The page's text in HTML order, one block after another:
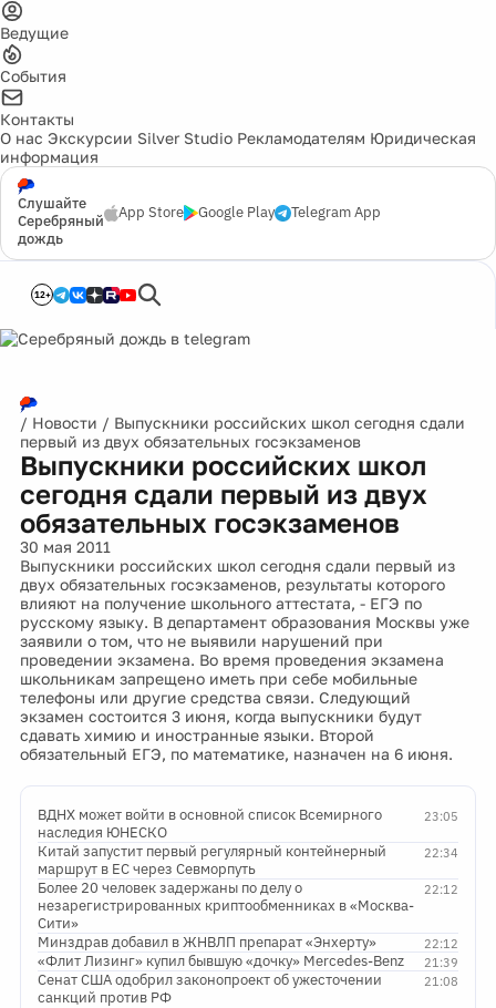
Ведущие
События
Контакты
О нас Экскурсии Silver Studio Рекламодателям Юридическая
информация
Слушайте
Серебряный
дождь
App Store Google Play Telegram App
12+
/ Новости / Выпускники российских школ сегодня сдали
первый из двух обязательных госэкзаменов
Выпускники российских школ
сегодня сдали первый из двух
обязательных госэкзаменов
30 мая 2011
Выпускники российских школ сегодня сдали первый из
двух обязательных госэкзаменов, результаты которого
влияют на получение школьного аттестата, - ЕГЭ по
русскому языку. В департамент образования Москвы уже
заявили о том, что не выявили нарушений при
проведении экзамена. Во время проведения экзамена
школьникам запрещено иметь при себе мобильные
телефоны или другие средства связи. Следующий
экзамен состоится 3 июня, когда выпускники будут
сдавать химию и иностранные языки. Второй
обязательный ЕГЭ, по математике, назначен на 6 июня.
23:05
ВДНХ может войти в основной список Всемирного
наследия ЮНЕСКО
22:34
Китай запустит первый регулярный контейнерный
маршрут в ЕС через Севморпуть
22:12
Более 20 человек задержаны по делу о
незарегистрированных криптообменниках в «Москва-
Сити»
22:12
Минздрав добавил в ЖНВЛП препарат «Энхерту»
21:39
«Флит Лизинг» купил бывшую «дочку» Mercedes-Benz
21:08
Сенат США одобрил законопроект об ужесточении
санкций против РФ